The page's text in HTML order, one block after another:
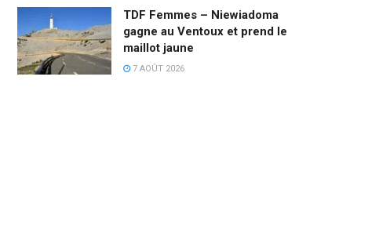
TDF Femmes – Niewiadoma
gagne au Ventoux et prend le
maillot jaune
7 AOÛT 2026